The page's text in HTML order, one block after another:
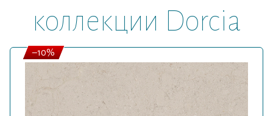
коллекции Dorcia
–10%